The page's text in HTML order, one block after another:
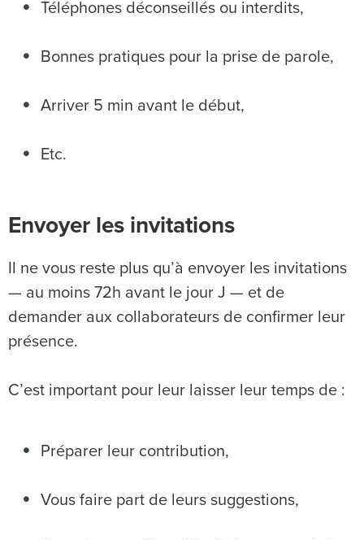
Téléphones déconseillés ou interdits,
Bonnes pratiques pour la prise de parole,
Arriver 5 min avant le début,
Etc.
Envoyer les invitations
Il ne vous reste plus qu’à envoyer les invitations
— au moins 72h avant le jour J — et de
demander aux collaborateurs de confirmer leur
présence.
C’est important pour leur laisser leur temps de :
Préparer leur contribution,
Vous faire part de leurs suggestions,